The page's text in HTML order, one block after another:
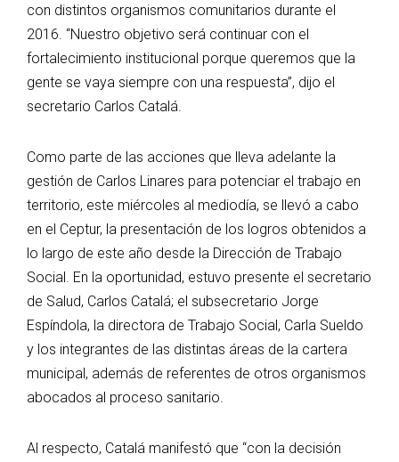
con distintos organismos comunitarios durante el
2016. “Nuestro objetivo será continuar con el
fortalecimiento institucional porque queremos que la
gente se vaya siempre con una respuesta”, dijo el
secretario Carlos Catalá.
Como parte de las acciones que lleva adelante la
gestión de Carlos Linares para potenciar el trabajo en
territorio, este miércoles al mediodía, se llevó a cabo
en el Ceptur, la presentación de los logros obtenidos a
lo largo de este año desde la Dirección de Trabajo
Social. En la oportunidad, estuvo presente el secretario
de Salud, Carlos Catalá; el subsecretario Jorge
Espíndola, la directora de Trabajo Social, Carla Sueldo
y los integrantes de las distintas áreas de la cartera
municipal, además de referentes de otros organismos
abocados al proceso sanitario.
Al respecto, Catalá manifestó que “con la decisión